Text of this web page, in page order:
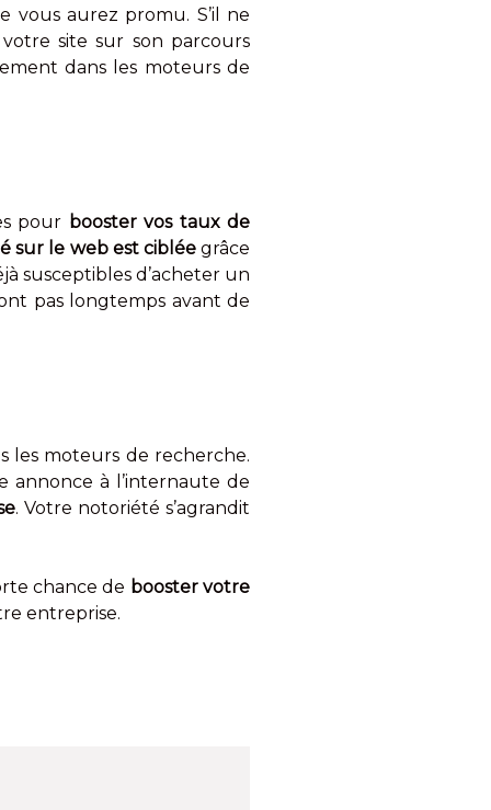
aurez promu. S’il ne
site sur son parcours
dans les moteurs de
pour booster vos taux de
sur le web est cibléegrâce
susceptibles d’acheter un
pas longtemps avant de
les moteurs de recherche.
annonce à l’internaute de
. Votre notoriété s’agrandit
chance de booster votre
entreprise.